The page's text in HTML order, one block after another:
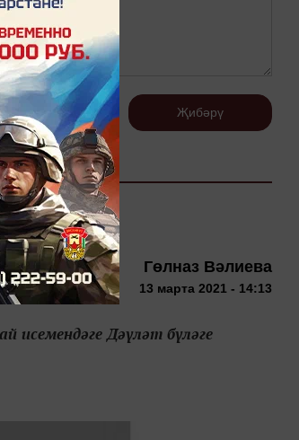
Теркәлү Җибәрү
Гөлназ Вәлиева
13 марта 2021 - 14:13
Дәүләт бүләге